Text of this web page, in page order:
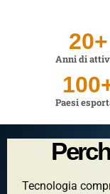
Anni di
20+
Paesi
100
Tecnologia